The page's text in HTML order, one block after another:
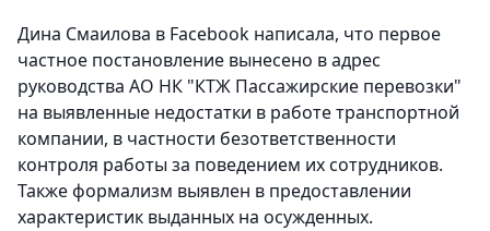
Дина Смаилова в Facebook написала, что первое
частное постановление вынесено в адрес
руководства АО НК "КТЖ Пассажирские перевозки"
на выявленные недостатки в работе транспортной
компании, в частности безответственности
контроля работы за поведением их сотрудников.
Также формализм выявлен в предоставлении
характеристик выданных на осужденных.